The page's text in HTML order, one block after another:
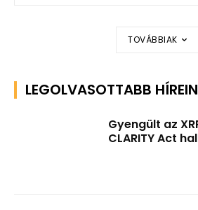
TOVÁBBIAK
LEGOLVASOTTABB
Gyengült az
CLARITY Act